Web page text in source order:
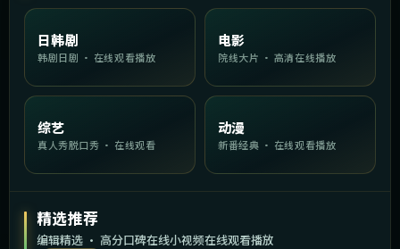
日韩剧
韩剧日剧 · 在线观看播放
电影
院线大片 · 高清在线播放
综艺
真人秀脱口秀 · 在线观看
动漫
新番经典 · 在线观看播放
精选推荐
编辑精选 · 高分口碑在线小视频在线观看播放